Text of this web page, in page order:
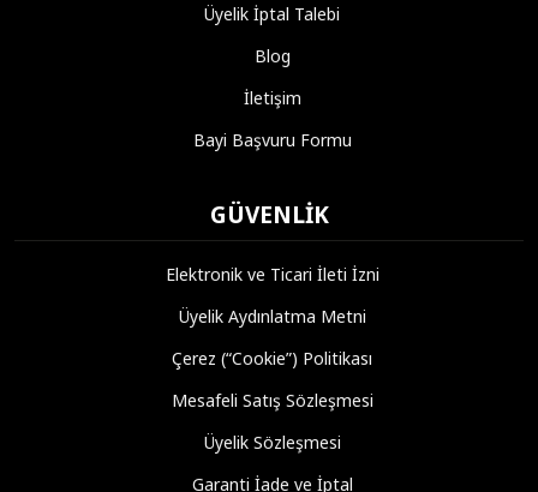
Üyelik İptal Talebi
Blog
İletişim
Bayi Başvuru Formu
GÜVENLIK
Elektronik ve Ticari İleti İzni
Üyelik Aydınlatma Metni
Çerez (“Cookie”) Politikası
Mesafeli Satış Sözleşmesi
Üyelik Sözleşmesi
Garanti İade ve İptal